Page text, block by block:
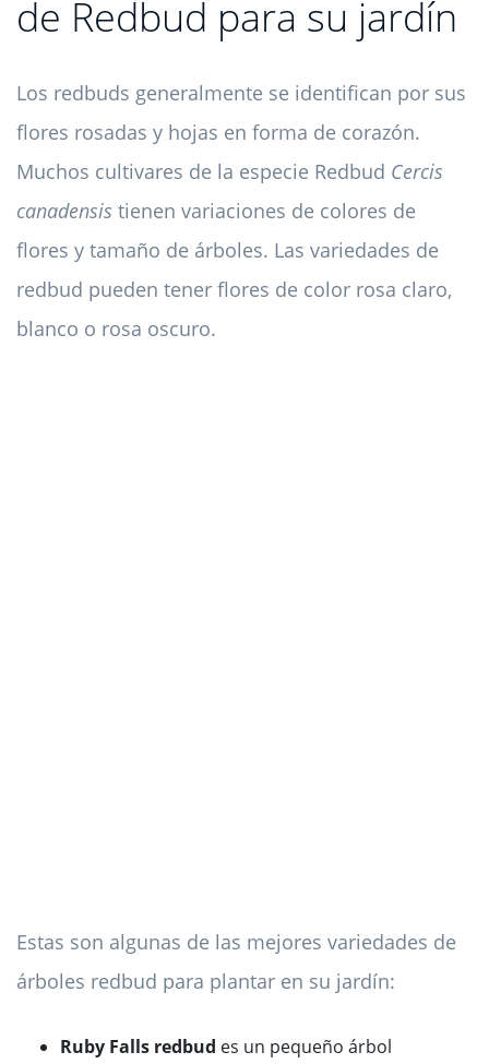
de Redbud para su jardín
Los redbuds generalmente se identifican por sus
flores rosadas y hojas en forma de corazón.
Muchos cultivares de la especie Redbud Cercis
canadensis tienen variaciones de colores de
flores y tamaño de árboles. Las variedades de
redbud pueden tener flores de color rosa claro,
blanco o rosa oscuro.
Estas son algunas de las mejores variedades de
árboles redbud para plantar en su jardín:
Ruby Falls redbud es un pequeño árbol